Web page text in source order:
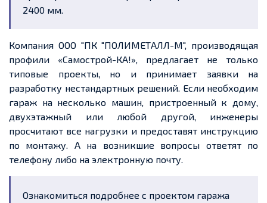
2400 мм.
Компания ООО "ПК "ПОЛИМЕТАЛЛ-М", производящая
профили «Самострой-КА!», предлагает не только
типовые проекты, но и принимает заявки на
разработку нестандартных решений. Если необходим
гараж на несколько машин, пристроенный к дому,
двухэтажный или любой другой, инженеры
просчитают все нагрузки и предоставят инструкцию
по монтажу. А на возникшие вопросы ответят по
телефону либо на электронную почту.
Ознакомиться подробнее с проектом гаража